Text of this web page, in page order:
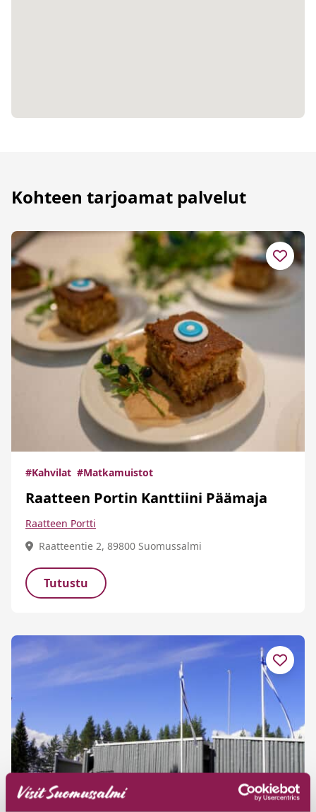
Kohteen tarjoamat palvelut
#Kahvilat #Matkamuistot
Raatteen Portin Kanttiini Päämaja
Raatteen Portti
Raatteentie 2, 89800 Suomussalmi
Tutustu